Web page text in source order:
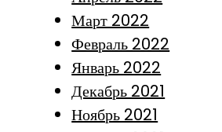
Март 2022
Февраль 2022
Январь 2022
Декабрь 2021
Ноябрь 2021